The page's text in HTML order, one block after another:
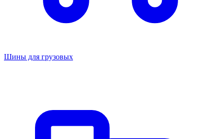
Шины для грузовых